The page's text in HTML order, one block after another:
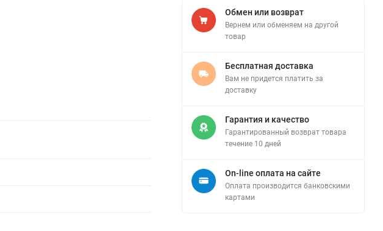
Обмен или возврат
Вернем или обменяем на другой
товар
Бесплатная доставка
Вам не придется платить за
доставку
Гарантия и качество
Гарантированный возврат товара
течение 10 дней
On-line оплата на сайте
Оплата производится банковскими
картами